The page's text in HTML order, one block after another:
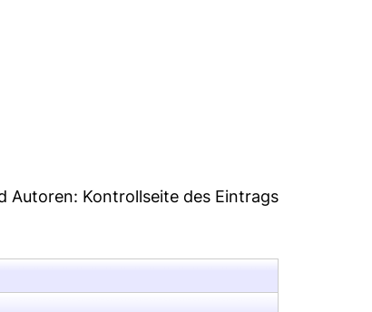
Autoren: Kontrollseite des Eintrags